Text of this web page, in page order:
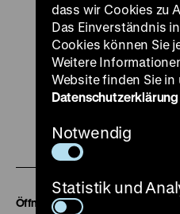
Zu
Instagram
Seite
Zu
Öffnungszeiten
dass wir Cookies zu
Das Einverständnis
Cookies können Sie
Weitere
Website finden Sie in
Datenschutzerklärung
Notwendig
Statistik und